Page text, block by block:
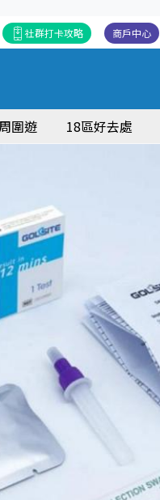
商戶中心
社群打卡攻略
圍遊 18區好去處